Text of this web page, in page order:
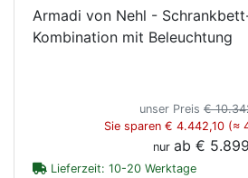
Armadi von Nehl -
Kombination mit Beleuchtung
unser Preis €
Sie sparen € 4.442,10 (≈
nur ab €
Lieferzeit: 10-20 Werktage